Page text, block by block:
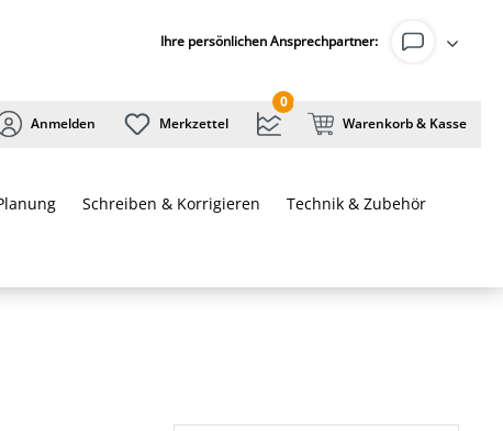
Ihre persönlichen Ansprechpartner:
Anmelden Merkzettel
0
Warenkorb & Kasse
Schreiben & Korrigieren Technik & Zubehör